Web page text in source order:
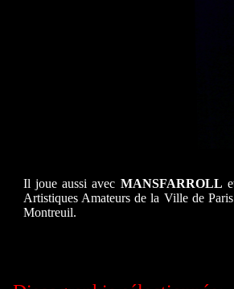
Il joue aussi avec MANSFARROLL
Artistiques Amateurs de la Ville de
Montreuil.